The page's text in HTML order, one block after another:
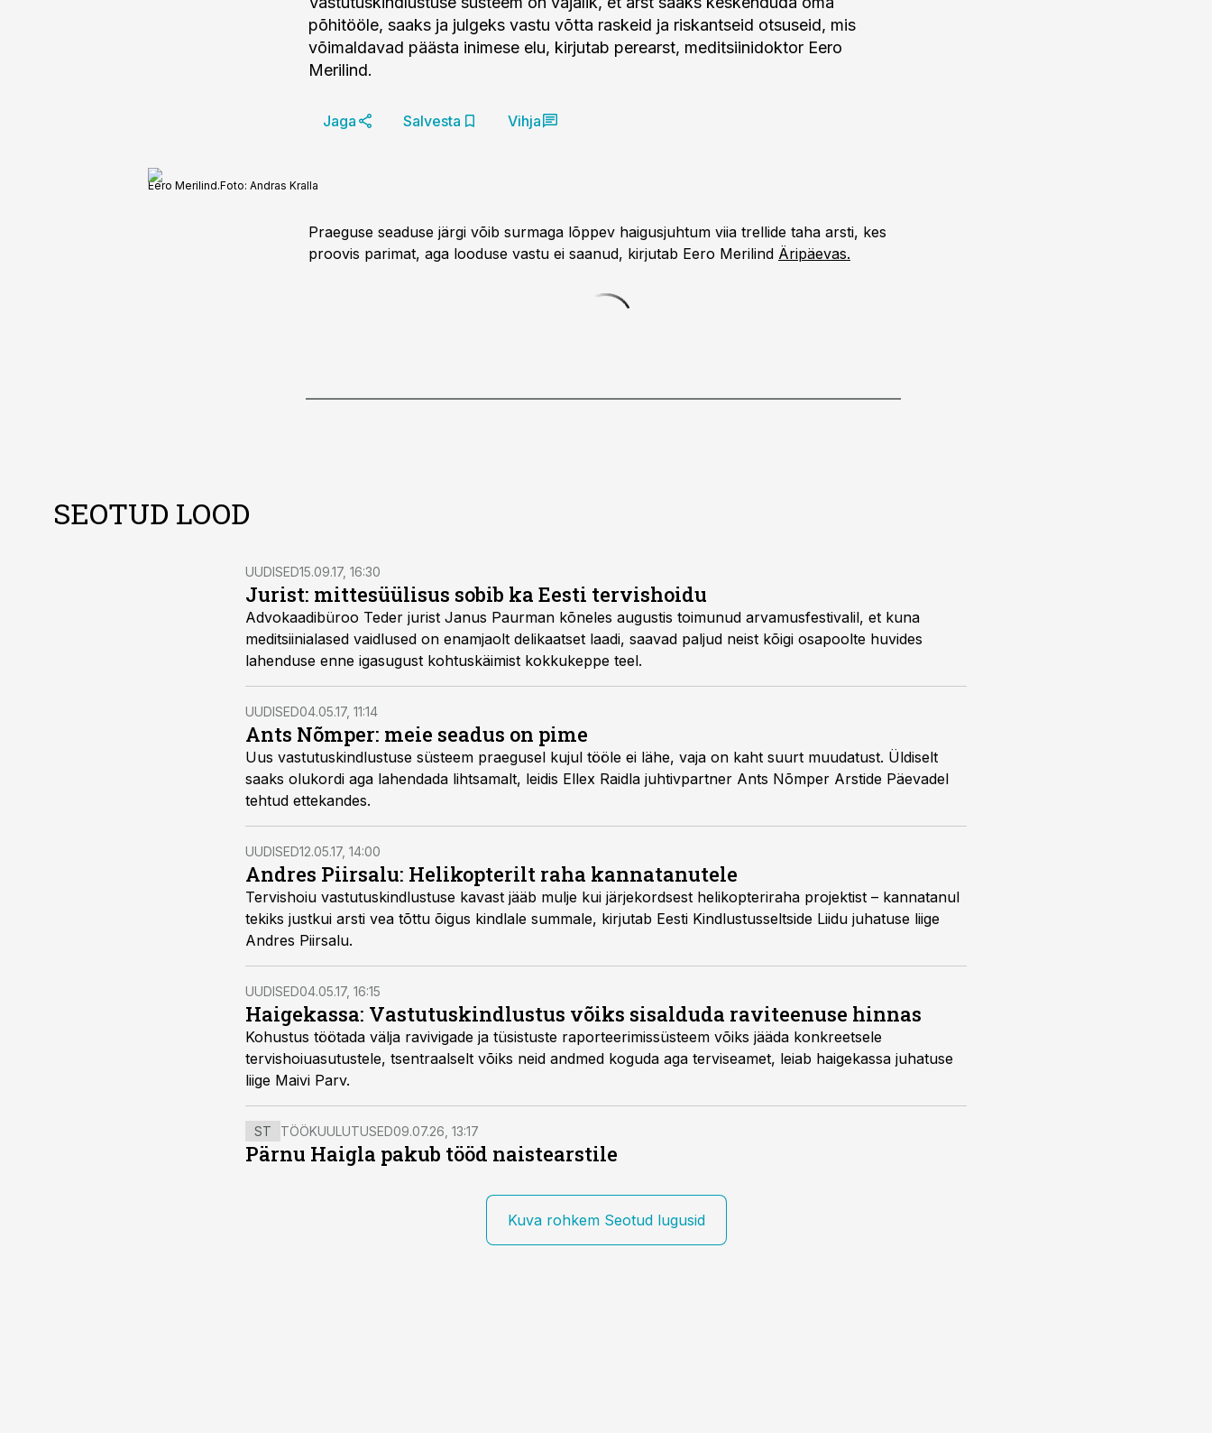
põhitööle, saaks ja julgeks vastu võtta raskeid ja riskantseid otsuseid, mis
võimaldavad päästa inimese elu, kirjutab perearst, meditsiinidoktor Eero
Merilind.
Jaga Salvesta Vihja
Eero Merilind.Foto: Andras Kralla
Praeguse seaduse järgi võib surmaga lõppev haigusjuhtum viia trellide taha arsti, kes
proovis parimat, aga looduse vastu ei saanud, kirjutab Eero Merilind Äripäevas.
SEOTUD LOOD
UUDISED15.09.17, 16:30
Jurist: mittesüülisus sobib ka Eesti tervishoidu
Advokaadibüroo Teder jurist Janus Paurman kõneles augustis toimunud arvamusfestivalil, et kuna
meditsiinialased vaidlused on enamjaolt delikaatset laadi, saavad paljud neist kõigi osapoolte huvides
lahenduse enne igasugust kohtuskäimist kokkukeppe teel.
UUDISED04.05.17, 11:14
Ants Nõmper: meie seadus on pime
Uus vastutuskindlustuse süsteem praegusel kujul tööle ei lähe, vaja on kaht suurt muudatust. Üldiselt
saaks olukordi aga lahendada lihtsamalt, leidis Ellex Raidla juhtivpartner Ants Nõmper Arstide Päevadel
tehtud ettekandes.
UUDISED12.05.17, 14:00
Andres Piirsalu: Helikopterilt raha kannatanutele
Tervishoiu vastutuskindlustuse kavast jääb mulje kui järjekordsest helikopteriraha projektist – kannatanul
tekiks justkui arsti vea tõttu õigus kindlale summale, kirjutab Eesti Kindlustusseltside Liidu juhatuse liige
Andres Piirsalu.
UUDISED04.05.17, 16:15
Haigekassa: Vastutuskindlustus võiks sisalduda raviteenuse hinnas
Kohustus töötada välja ravivigade ja tüsistuste raporteerimissüsteem võiks jääda konkreetsele
tervishoiuasutustele, tsentraalselt võiks neid andmed koguda aga terviseamet, leiab haigekassa juhatuse
liige Maivi Parv.
ST TÖÖKUULUTUSED09.07.26, 13:17
Pärnu Haigla pakub tööd naistearstile
Kuva rohkem Seotud lugusid